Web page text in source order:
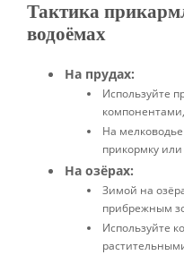
Тактика
водоёмах
На прудах:
Используйте
На
прикормку
На озёрах:
Зимой на
прибрежным
Используйте